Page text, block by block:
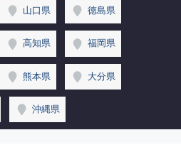
山口県 徳島県
高知県 福岡県
熊本県 大分県
沖縄県